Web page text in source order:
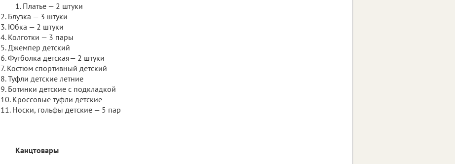
1. Платье — 2 штуки
2. Блузка — 3 штуки
3. Юбка — 2 штуки
4. Колготки — 3 пары
5. Джемпер детский
6. Футболка детская— 2 штуки
7. Костюм спортивный детский
8. Туфли детские летние
9. Ботинки детские с подкладкой
10. Кроссовые туфли детские
11. Носки, гольфы детские — 5 пар
Канцтовары